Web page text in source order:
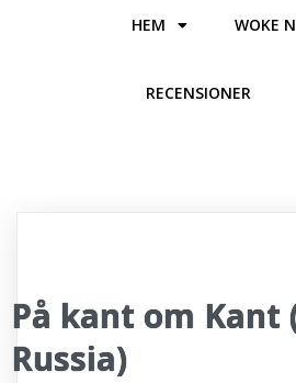
HEM WOKE
RECENSIONER
På kant om Kant
Russia)